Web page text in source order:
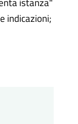
indicazioni;